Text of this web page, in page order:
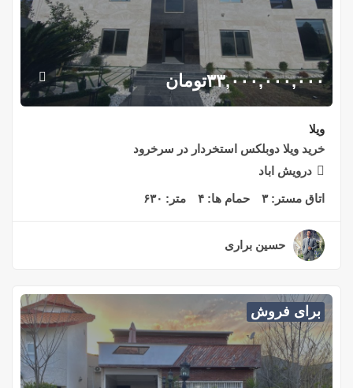
۳۳,۰۰۰,۰۰۰,۰۰۰تومان
ویلا
خريد ويلا دوبلكس استخردار در سرخرود
درويش اباد
اتاق مستر:۳ حمام ها: ۴ متر: ۶۳۰
حسین براری
برای فروش